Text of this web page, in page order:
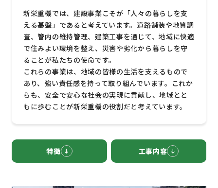
新栄重機では、建設事業こそが「人々の暮らしを支
える基盤」であると考えています。道路舗装や地質調
査、管内の維持管理、建築工事を通じて、地域に快適
で住みよい環境を整え、災害や劣化から暮らしを守
ることが私たちの使命です。
これらの事業は、地域の皆様の生活を支えるもので
あり、強い責任感を持って取り組んでいます。これか
らも、安全で安心な社会の実現に貢献し、地域とと
もに歩むことが新栄重機の役割だと考えています。
特徴 工事内容